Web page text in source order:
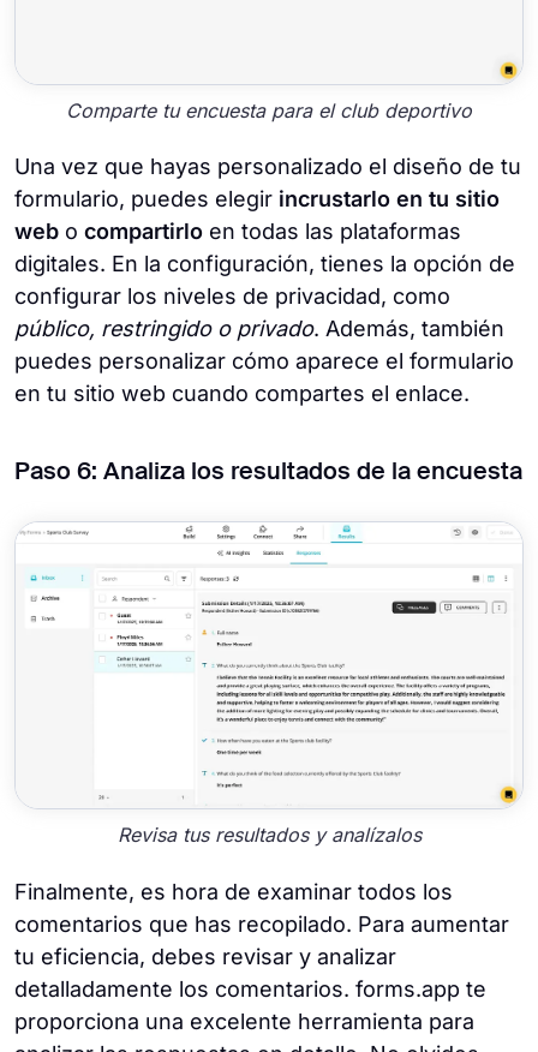
Comparte tu encuesta para el club deportivo
Una vez que hayas personalizado el diseño de tu
formulario, puedes elegir incrustarlo en tu sitio
web o compartirlo en todas las plataformas
digitales. En la configuración, tienes la opción de
configurar los niveles de privacidad, como
público, restringido o privado. Además, también
puedes personalizar cómo aparece el formulario
en tu sitio web cuando compartes el enlace.
Paso 6: Analiza los resultados de la encuesta
Revisa tus resultados y analízalos
Finalmente, es hora de examinar todos los
comentarios que has recopilado. Para aumentar
tu eficiencia, debes revisar y analizar
detalladamente los comentarios. forms.app te
proporciona una excelente herramienta para